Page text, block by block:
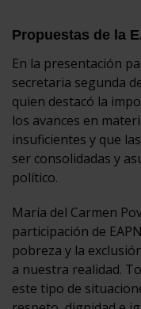
Propuestas de la
En la presentación
secretaria segunda
quien destacó la
los avances en
insuficientes y que
ser consolidadas y
político.
María del Carmen
participación de
pobreza y la
a nuestra realidad.
este tipo de